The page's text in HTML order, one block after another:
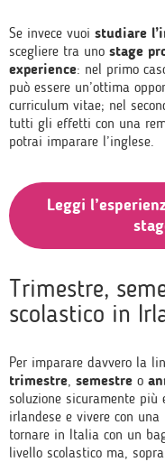
Se invece vuoi studiare
scegliere tra uno stage
experience: nel primo
può essere un’ottima
curriculum vitae; nel
tutti gli effetti con una
potrai imparare l’inglese.
Leggi
Trimestre,
scolastico in
Per imparare davvero la
trimestre semestre o
soluzione sicuramente più
irlandese e vivere con
tornare in Italia con un
livello scolastico ma,